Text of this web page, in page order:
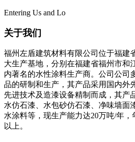
Entering Us and Lo
关于我们
福州左盾建筑材料有限公司位于福建
大生产基地，分别在福建省福州市和
内著名的水性涂料生产商。公司公司
品的研制和生产，其产品采用国内外
先进技术及造漆设备精制而成，其产
水仿石漆、水包砂仿石漆、净味墙面
水涂料等，现生产能力达20万吨/年，
以上。